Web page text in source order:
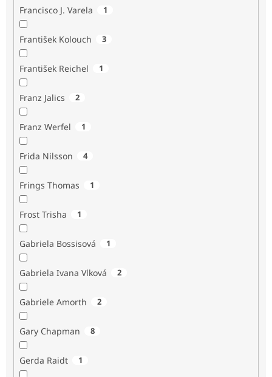
Francisco J. Varela 1
František Kolouch 3
František Reichel 1
Franz Jalics 2
Franz Werfel 1
Frida Nilsson 4
Frings Thomas 1
Frost Trisha 1
Gabriela Bossisová 1
Gabriela Ivana Vlková 2
Gabriele Amorth 2
Gary Chapman 8
Gerda Raidt 1